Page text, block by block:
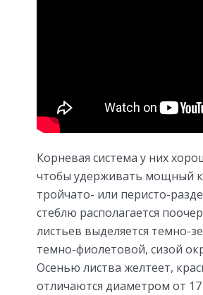
Корневая система у них
чтобы удерживать мощный
тройчато- или перисто-
стеблю располагается
листьев выделяется темно-
темно-фиолетовой, сизой
Осенью листва желтеет,
отличаются диаметром от